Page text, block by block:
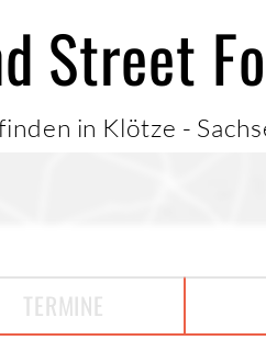
Street
in Klötze -
TERMINE